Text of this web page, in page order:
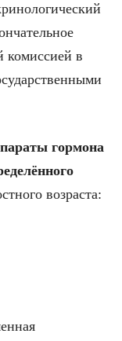
комиссией в
гормона
возраста: